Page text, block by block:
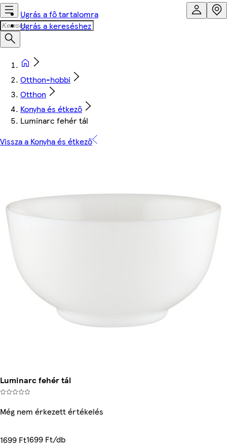
Ugrás a fő tartalomra
Ugrás a kereséshez
Otthon-hobbi
Otthon
Konyha és étkező
Luminarc fehér tál
Vissza a Konyha és étkező
Luminarc fehér tál
Még nem érkezett értékelés
1699 Ft1699 Ft/db